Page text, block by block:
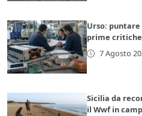
Urso:
prime
7 Agosto
Sicilia da
il Wwf in